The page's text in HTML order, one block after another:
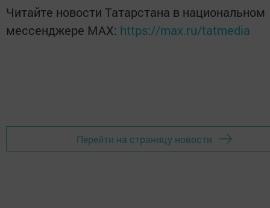
Читайте новости Татарстана в национальном
мессенджере MАХ: https://max.ru/tatmedia
Перейти на страницу новости